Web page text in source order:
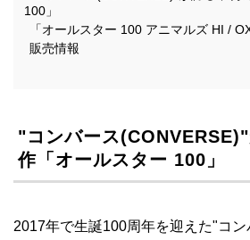
100」
「オールスター 100 アニマルズ HI /
販売情報
"コンバース
作「オールスター 100」
2017年で生誕100周年を迎えた"コン